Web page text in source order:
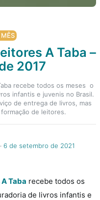
A Taba –
2017
recebe todos os meses o
infantis e juvenis no Brasil.
de entrega de livros, mas
de leitores.
6 de setembro de 2021
Taba recebe todos os
de livros infantis e